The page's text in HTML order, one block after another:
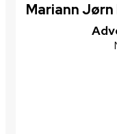
Mariann Jørn